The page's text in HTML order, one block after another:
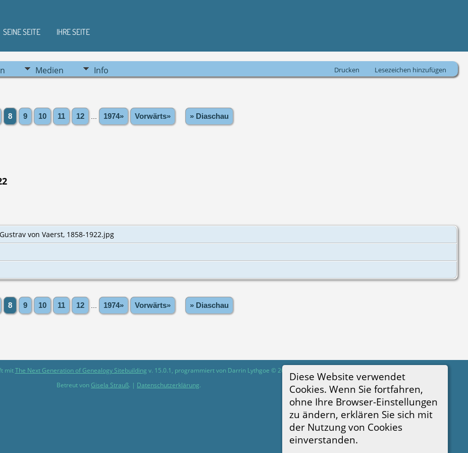
SEINE SEITE IHRE SEITE
Medien Info Drucken Lesezeichen hinzufügen
Diese Website verwendet
Cookies. Wenn Sie fortfahren,
ohne Ihre Browser-Einstellungen
zu ändern, erklären Sie sich mit
der Nutzung von Cookies
einverstanden.
8 9 10 11 12 1974» Vorwärts» » Diaschau
von Vaerst, 1858-1922.jpg
8 9 10 11 12 1974» Vorwärts» » Diaschau
mitThe Next Generation of Genealogy Sitebuilding v. 15.0.1, programmiert von Darrin Lythgoe © 2001-2026.
Betreut von Gisela Strauß. | Datenschutzerklärung.